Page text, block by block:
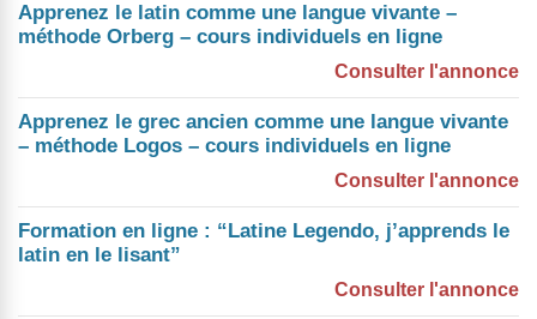
Apprenez le latin comme une langue vivante –
méthode Orberg – cours individuels en ligne
Consulter l'annonce
Apprenez le grec ancien comme une langue vivante
– méthode Logos – cours individuels en ligne
Consulter l'annonce
Formation en ligne : “Latine Legendo, j’apprends le
latin en le lisant”
Consulter l'annonce